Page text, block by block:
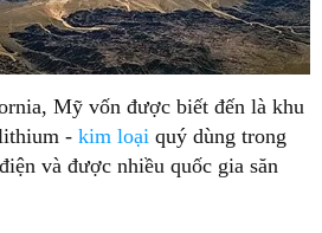
Mỹ vốn được biết đến là khu
- kim loại quý dùng trong
và được nhiều quốc gia săn